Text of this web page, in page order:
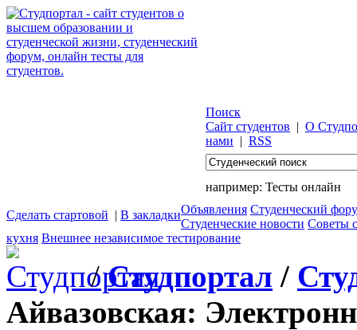
Поиск
Сайт студентов | О
нами | RSS
например: Тесты онлайн
Сделать стартовой | В закладкиОбъявления Студенческий
Студенческие новости Советы
кухня Внешнее независимое тестирование
/Студпортал /
Айвазовская: